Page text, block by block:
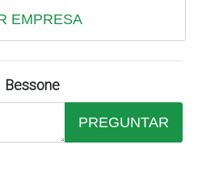
EMPRESA
Bessone
PREGUNTAR